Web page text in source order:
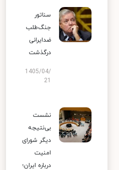
سناتور
جنگ‌طلب
ضدایرانی
درگذشت
1405/04/
نشست
بی‌نتیجه
دیگر شورای
امنیت
درباره ایران؛